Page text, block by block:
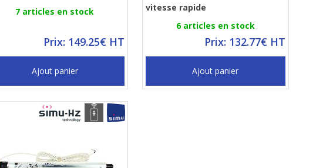
7 articles en stock
Prix: 149.25€ HT
Ajout panier
vitesse rapide
6 articles en stock
Prix: 132.77€ HT
Ajout panier